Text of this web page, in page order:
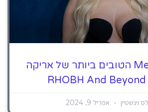
ה-Meltdowns הטובים ביותר של אריקה
וינשטיין אפריל 9, 2024